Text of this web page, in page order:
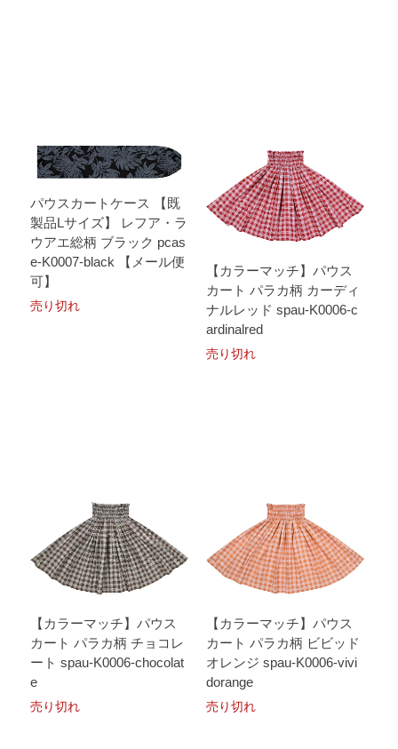
パウスカートケース 【既
製品Lサイズ】 レフア・ラ
ウアエ総柄 ブラック pcas
e-K0007-black 【メール便
可】
売り切れ
【カラーマッチ】パウス
カート パラカ柄 カーディ
ナルレッド spau-K0006-c
ardinalred
売り切れ
【カラーマッチ】パウス
カート パラカ柄 チョコレ
ート spau-K0006-chocolat
e
売り切れ
【カラーマッチ】パウス
カート パラカ柄 ビビッド
オレンジ spau-K0006-vivi
dorange
売り切れ